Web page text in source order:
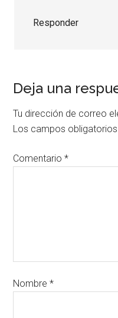
Responder
Deja una
Tu dirección de correo
Los campos
Comentario*
Nombre*